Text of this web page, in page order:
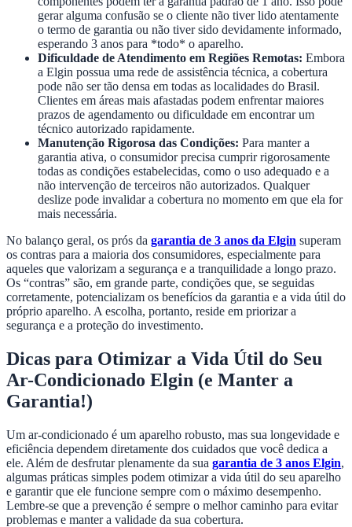
gerar alguma confusão se o cliente não tiver lido atentamente
o termo de garantia ou não tiver sido devidamente informado,
esperando 3 anos para *todo* o aparelho.
Dificuldade de Atendimento em Regiões Remotas: Embora
a Elgin possua uma rede de assistência técnica, a cobertura
pode não ser tão densa em todas as localidades do Brasil.
Clientes em áreas mais afastadas podem enfrentar maiores
prazos de agendamento ou dificuldade em encontrar um
técnico autorizado rapidamente.
Manutenção Rigorosa das Condições: Para manter a
garantia ativa, o consumidor precisa cumprir rigorosamente
todas as condições estabelecidas, como o uso adequado e a
não intervenção de terceiros não autorizados. Qualquer
deslize pode invalidar a cobertura no momento em que ela for
mais necessária.
No balanço geral, os prós da garantia de 3 anos da Elgin superam
os contras para a maioria dos consumidores, especialmente para
aqueles que valorizam a segurança e a tranquilidade a longo prazo.
Os “contras” são, em grande parte, condições que, se seguidas
corretamente, potencializam os benefícios da garantia e a vida útil do
próprio aparelho. A escolha, portanto, reside em priorizar a
segurança e a proteção do investimento.
Dicas para Otimizar a Vida Útil do Seu
Ar-Condicionado Elgin (e Manter a
Garantia!)
Um ar-condicionado é um aparelho robusto, mas sua longevidade e
eficiência dependem diretamente dos cuidados que você dedica a
ele. Além de desfrutar plenamente da sua garantia de 3 anos Elgin,
algumas práticas simples podem otimizar a vida útil do seu aparelho
e garantir que ele funcione sempre com o máximo desempenho.
Lembre-se que a prevenção é sempre o melhor caminho para evitar
problemas e manter a validade da sua cobertura.